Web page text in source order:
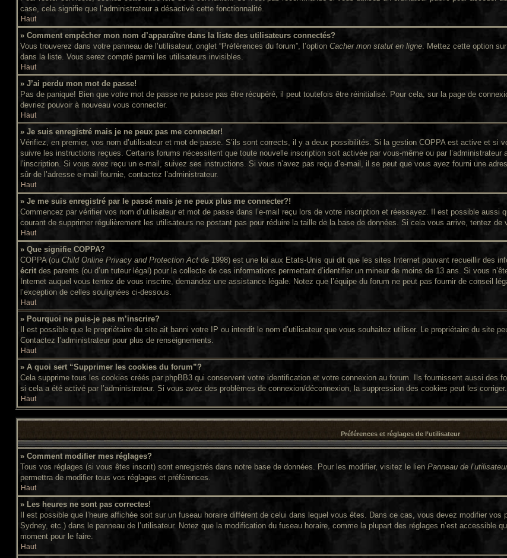
case, cela signifie que l’administrateur a désactivé cette fonctionnalité.
Haut
» Comment empêcher mon nom d’apparaître dans la liste des utilisateurs connectés?
Vous trouverez dans votre panneau de l’utilisateur, onglet “Préférences du forum”, l’option Cacher mon statut en ligne. Mettez cette option sur
dans la liste. Vous serez compté parmi les utilisateurs invisibles.
Haut
» J’ai perdu mon mot de passe!
Pas de panique! Bien que votre mot de passe ne puisse pas être récupéré, il peut toutefois être réinitialisé. Pour cela, sur la page de
devriez pouvoir à nouveau vous connecter.
Haut
» Je suis enregistré mais je ne peux pas me connecter!
Vérifiez, en premier, vos nom d’utilisateur et mot de passe. S’ils sont corrects, il y a deux possibilités. Si la gestion COPPA est active et si
suivre les instructions reçues. Certains forums nécessitent que toute nouvelle inscription soit activée par vous-même ou par
l’inscription. Si vous avez reçu un e-mail, suivez ses instructions. Si vous n’avez pas reçu d’e-mail, il se peut que vous ayez fourni une
sûr de l’adresse e-mail fournie, contactez l’administrateur.
Haut
» Je me suis enregistré par le passé mais je ne peux plus me connecter?!
Commencez par vérifier vos nom d’utilisateur et mot de passe dans l’e-mail reçu lors de votre inscription et réessayez. Il est possible
courant de supprimer régulièrement les utilisateurs ne postant pas pour réduire la taille de la base de données. Si cela vous arrive, tentez
Haut
» Que signifie COPPA?
COPPA (ou Child Online Privacy and Protection Act de 1998) est une loi aux Etats-Unis qui dit que les sites Internet pouvant recueillir des
écrit des parents (ou d’un tuteur légal) pour la collecte de ces informations permettant d’identifier un mineur de moins de 13 ans. Si vous
Internet auquel vous tentez de vous inscrire, demandez une assistance légale. Notez que l’équipe du forum ne peut pas fournir de conseil
l’exception de celles soulignées ci-dessous.
Haut
» Pourquoi ne puis-je pas m’inscrire?
Il est possible que le propriétaire du site ait banni votre IP ou interdit le nom d’utilisateur que vous souhaitez utiliser. Le propriétaire du site
Contactez l’administrateur pour plus de renseignements.
Haut
» A quoi sert “Supprimer les cookies du forum”?
Cela supprime tous les cookies créés par phpBB3 qui conservent votre identification et votre connexion au forum. Ils fournissent aussi des
si cela a été activé par l’administrateur. Si vous avez des problèmes de connexion/déconnexion, la suppression des cookies peut les corriger.
Haut
Préférences et réglages de l’utilisateur
» Comment modifier mes réglages?
Tous vos réglages (si vous êtes inscrit) sont enregistrés dans notre base de données. Pour les modifier, visitez le lien Panneau de l’utilisateur
permettra de modifier tous vos réglages et préférences.
Haut
» Les heures ne sont pas correctes!
Il est possible que l’heure affichée soit sur un fuseau horaire différent de celui dans lequel vous êtes. Dans ce cas, vous devez modifier
Sydney, etc.) dans le panneau de l’utilisateur. Notez que la modification du fuseau horaire, comme la plupart des réglages n’est accessible
moment pour le faire.
Haut